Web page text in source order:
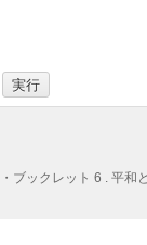
ブックレット 6 . 平和